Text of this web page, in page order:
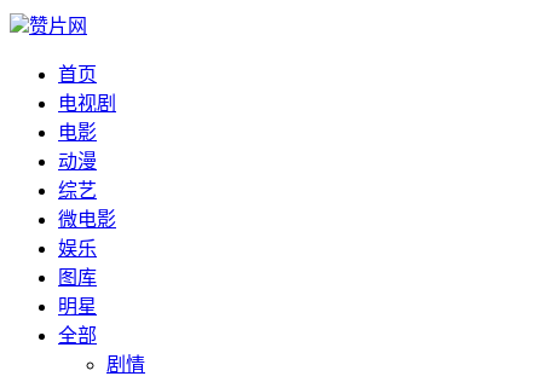
赞片网
首页
电视剧
电影
动漫
综艺
微电影
娱乐
图库
明星
全部
剧情